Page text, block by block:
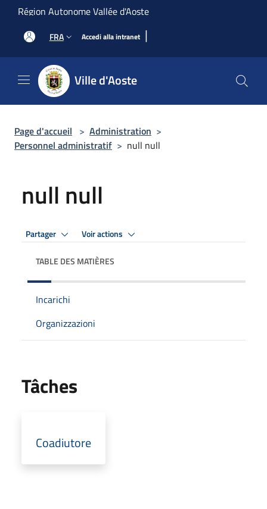
Salta al contenuto principale
Région Autonome Vallée d'Aoste
FRA Accedi alla intranet |
Ville d'Aoste
Page d'accueil > Administration >
Personnel administratif > null null
null null
Partager Voir actions
TABLE DES MATIÈRES
Incarichi
Organizzazioni
Tâches
Coadiutore